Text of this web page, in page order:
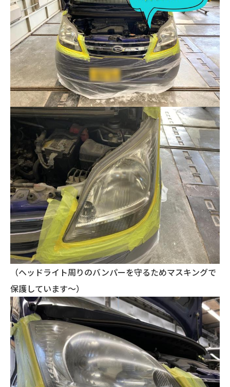
（ヘッドライト周りのバンパーを守るためマスキングで
保護しています～）